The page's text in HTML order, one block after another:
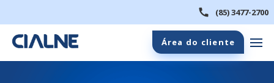
(85) 3477-2700
Área do cliente